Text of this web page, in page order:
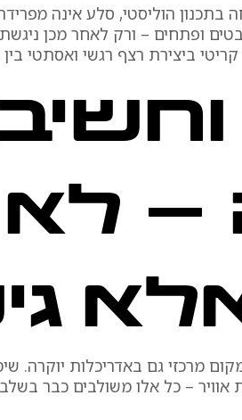
בתכנון הוליסטי, סלע אינה
ופתחים – ורק לאחר מכן
ביצירת רצף רגשי ואסתטי
–
מקום מרכזי גם באדריכלות
אוויר – כל אלו משולבים כבר